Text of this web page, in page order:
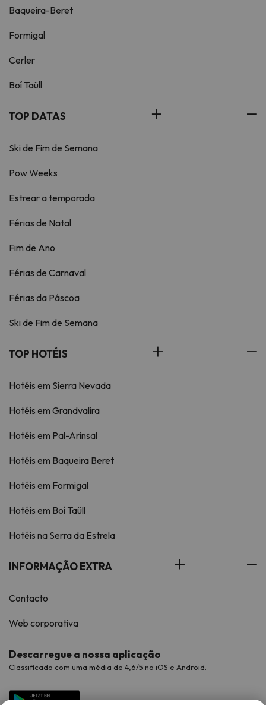
Baqueira-Beret
Formigal
Cerler
Boí Taüll
TOP DATAS
Ski de Fim de Semana
Pow Weeks
Estrear a temporada
Férias de Natal
Fim de Ano
Férias de Carnaval
Férias da Páscoa
Ski de Fim de Semana
TOP HOTÉIS
Hotéis em Sierra Nevada
Hotéis em Grandvalira
Hotéis em Pal-Arinsal
Hotéis em Baqueira Beret
Hotéis em Formigal
Hotéis em Boí Taüll
Hotéis na Serra da Estrela
INFORMAÇÃO EXTRA
Contacto
Web corporativa
Descarregue a nossa aplicação
Classificado com uma média de 4,6/5 no iOS e Android.